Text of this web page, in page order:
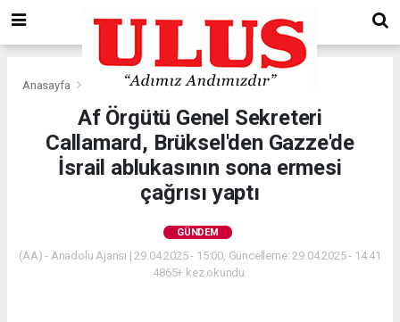
Anasayfa Gündem
Af Örgütü Genel Sekreteri
Callamard, Brüksel'den Gazze'de
İsrail ablukasının sona ermesi
çağrısı yaptı
GÜNDEM
(AA) - Anadolu Ajansı | 29.04.2025 - 15:00, Güncelleme: 29.04.2025 - 14:41
4865+ kez okundu.